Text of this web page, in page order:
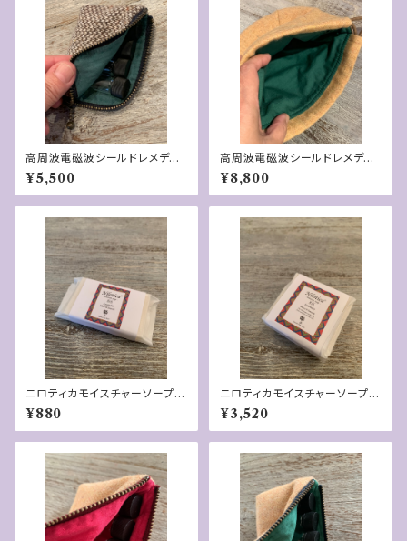
高周波電磁波シールドレメディ
ーポーチ
¥5,500
高周波電磁波シールドレメディ
ー入れ巾着
¥8,800
ニロティカモイスチャーソープR
ミニ１５g
¥880
ニロティカモイスチャーソープR
７０g
¥3,520